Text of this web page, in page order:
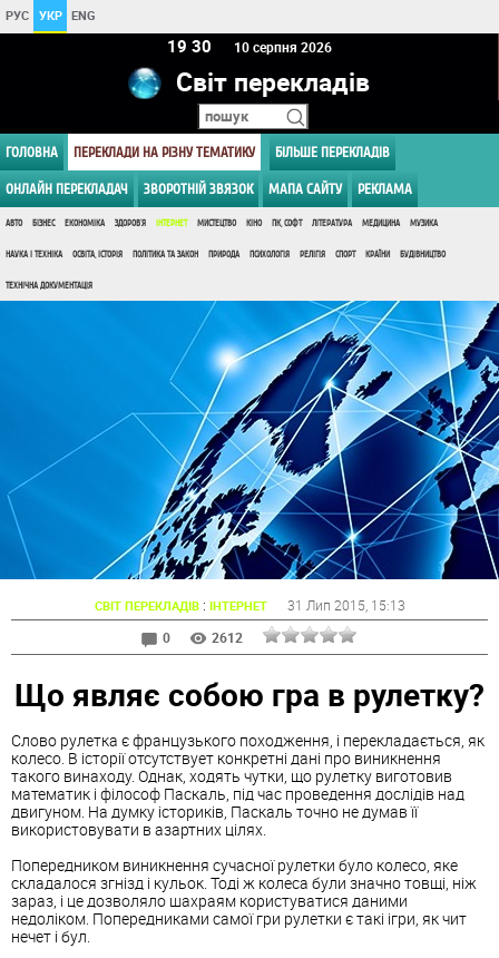
РУС УКР ENG
19:30 10 серпня 2026
Світ перекладів
ГОЛОВНА ПЕРЕКЛАДИ НА РІЗНУ ТЕМАТИКУ БІЛЬШЕ ПЕРЕКЛАДІВ
ОНЛАЙН ПЕРЕКЛАДАЧ ЗВОРОТНІЙ ЗВЯЗОК МАПА САЙТУ РЕКЛАМА
АВТО БІЗНЕС ЕКОНОМІКА ЗДОРОВ'Я ІНТЕРНЕТ МИСТЕЦТВО КІНО ПК, СОФТ ЛІТЕРАТУРА МЕДИЦИНА МУЗИКА
НАУКА І ТЕХНІКА ОСВІТА, ІСТОРІЯ ПОЛІТИКА ТА ЗАКОН ПРИРОДА ПСИХОЛОГІЯ РЕЛІГІЯ СПОРТ КРАЇНИ БУДІВНИЦТВО
ТЕХНІЧНА ДОКУМЕНТАЦІЯ
СВІТ ПЕРЕКЛАДІВ: ІНТЕРНЕТ 31 Лип 2015 , 15:13
0
2612
Що являє собою гра в рулетку?
Слово рулетка є французького походження, і перекладається, як
колесо. В історії отсутствует конкретні дані про виникнення
такого винаходу. Однак, ходять чутки, що рулетку виготовив
математик і філософ Паскаль, під час проведення дослідів над
двигуном. На думку істориків, Паскаль точно не думав її
використовувати в азартних цілях.
Попередником виникнення сучасної рулетки було колесо, яке
складалося згнізд і кульок. Тоді ж колеса були значно товщі, ніж
зараз, і це дозволяло шахраям користуватися даними
недоліком. Попередниками самої гри рулетки є такі ігри, як чит
нечет і бул.